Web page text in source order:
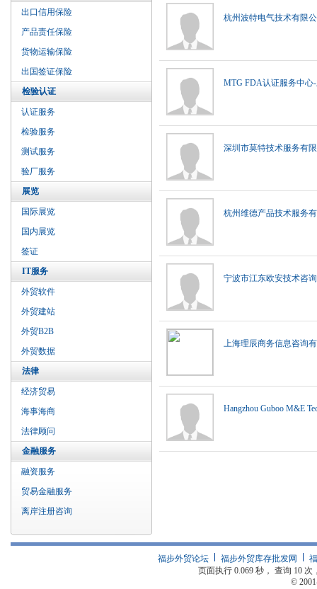
出口信用保险
产品责任保险
货物运输保险
出国签证保险
检验认证
认证服务
检验服务
测试服务
验厂服务
展览
国际展览
国内展览
签证
IT服务
外贸软件
外贸建站
外贸B2B
外贸数据
法律
经济贸易
海事海商
法律顾问
金融服务
融资服务
贸易金融服务
离岸注册咨询
杭州波特电气技术有限
MTG FDA认证服务中心
深圳市莫特技术服务有
杭州维德产品技术服务
宁波市江东欧安技术咨
上海理辰商务信息咨询
Hangzhou Guboo M&E
福步外贸论坛 福步外贸库存批发网
页面执行 0.069 秒， 查询 10
©